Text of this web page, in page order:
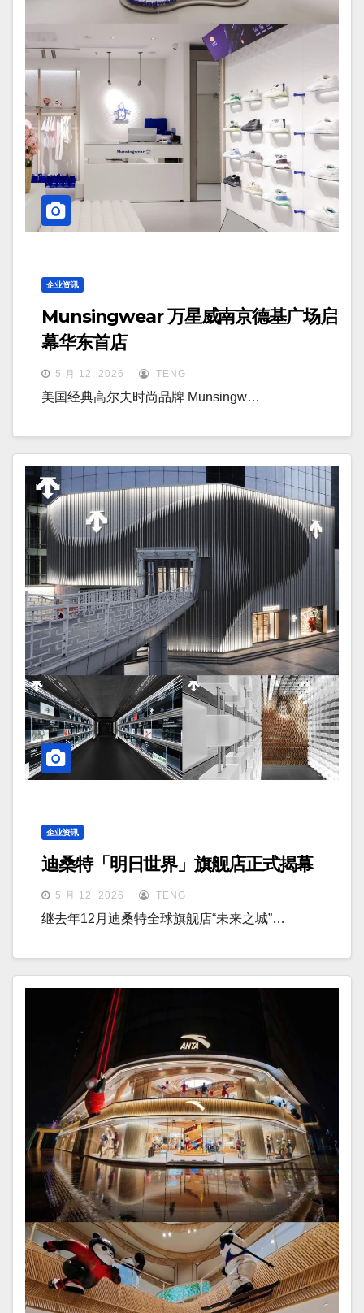
企业资讯
Munsingwear 万星威南京德基广场启
幕华东首店
5 月 12, 2026 TENG
美国经典高尔夫时尚品牌 Munsingw…
企业资讯
迪桑特「明日世界」旗舰店正式揭幕
5 月 12, 2026 TENG
继去年12月迪桑特全球旗舰店“未来之城”…